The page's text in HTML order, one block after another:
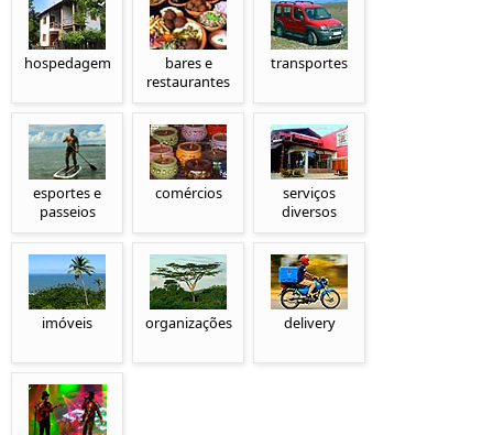
hospedagem
bares e
restaurantes
transportes
esportes e
passeios
comércios
serviços
diversos
imóveis organizações delivery